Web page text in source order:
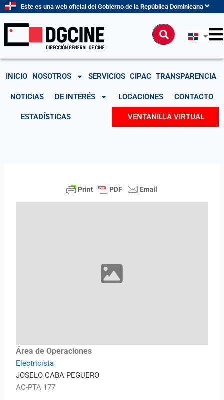
contenido
Este es una web oficial del Gobierno de la República Dominicana
Buscar
INICIO NOSOTROS SERVICIOS CIPAC TRANSPARENCIA
NOTICIAS DE INTERÉS LOCACIONES CONTACTO
ESTADÍSTICAS VENTANILLA VIRTUAL
Área de Operaciones
Electricista
JOSELO CABA PEGUERO
AC-PTA 177